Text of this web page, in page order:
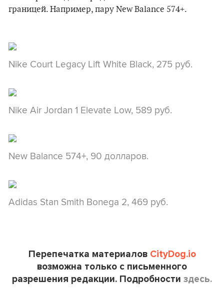
границей. Например, пару New Balance 574+.
Nike Court Legacy Lift White Black, 275 руб.
Nike Air Jordan 1 Elevate Low, 589 руб.
New Balance 574+, 90 долларов.
Adidas Stan Smith Bonega 2, 469 руб.
Перепечатка материалов CityDog.io
возможна только с письменного
разрешения редакции. Подробности здесь.